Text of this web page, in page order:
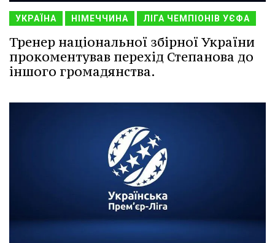
УКРАЇНА НІМЕЧЧИНА ЛІГА ЧЕМПІОНІВ УЄФА
Тренер національної збірної України
прокоментував перехід Степанова до
іншого громадянства.